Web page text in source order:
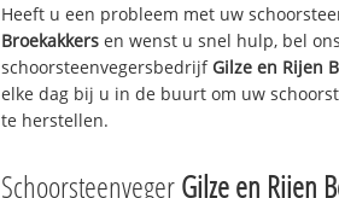
Heeft u een probleem met uw
Broekakkers en wenst u snel hulp, bel
schoorsteenvegersbedrijf Gilze en Rijen
elke dag bij u in de buurt om uw
te herstellen.
SchoorsteenvegerGilze en Rijen